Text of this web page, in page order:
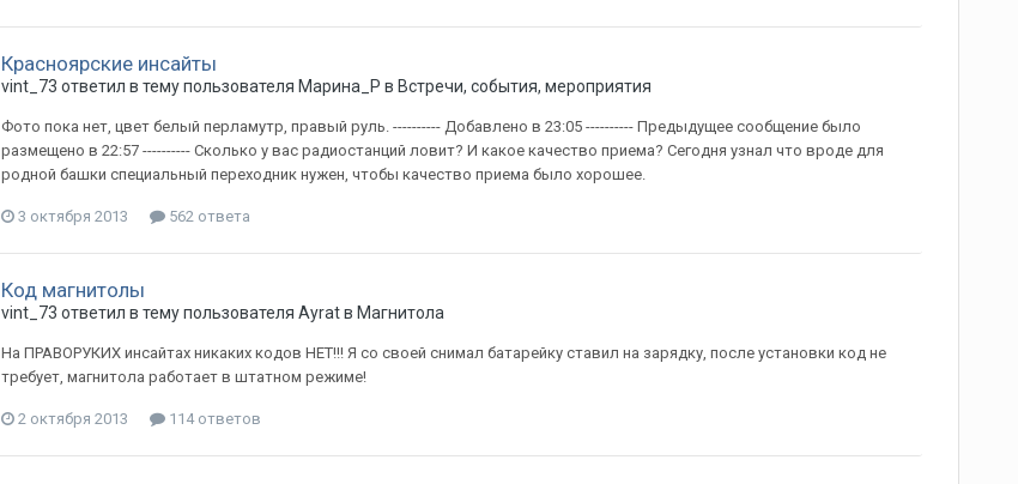
Красноярские инсайты
vint_73 ответил в тему пользователя Марина_Р в Встречи, события, мероприятия
Фото пока нет, цвет белый перламутр, правый руль. ---------- Добавлено в 23:05 ---------- Предыдущее сообщение было
размещено в 22:57 ---------- Сколько у вас радиостанций ловит? И какое качество приема? Сегодня узнал что вроде для
родной башки специальный переходник нужен, чтобы качество приема было хорошее.
3 октября 2013 562 ответа
Код магнитолы
vint_73 ответил в тему пользователя Ayratв Магнитола
На ПРАВОРУКИХ инсайтах никаких кодов НЕТ!!! Я со своей снимал батарейку ставил на зарядку, после установки код не
требует, магнитола работает в штатном режиме!
2 октября 2013 114 ответов